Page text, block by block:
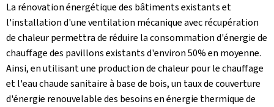
La rénovation énergétique des bâtiments existants et
l'installation d'une ventilation mécanique avec récupération
de chaleur permettra de réduire la consommation d'énergie de
chauffage des pavillons existants d'environ 50% en moyenne.
Ainsi, en utilisant une production de chaleur pour le chauffage
et l'eau chaude sanitaire à base de bois, un taux de couverture
d'énergie renouvelable des besoins en énergie thermique de